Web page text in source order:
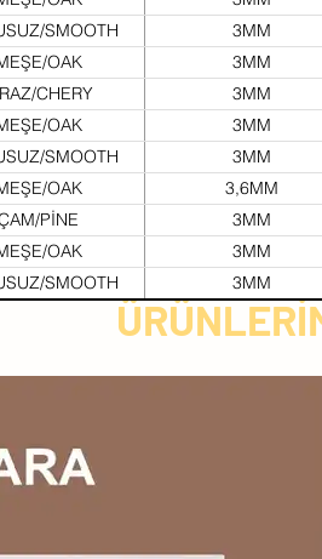
SMOOTH 3MM
OAK 3MM
CHERY 3MM
OAK 3MM
SMOOTH 3MM
OAK 3,6MM
PİNE 3MM
OAK 3MM
SMOOTH 3MM